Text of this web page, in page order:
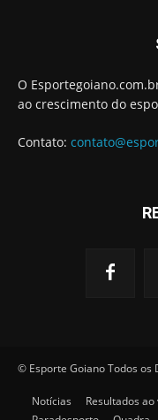
O
ao crescimento do
Contato:
© Esporte Goiano Todos os
Notícias Resultados ao